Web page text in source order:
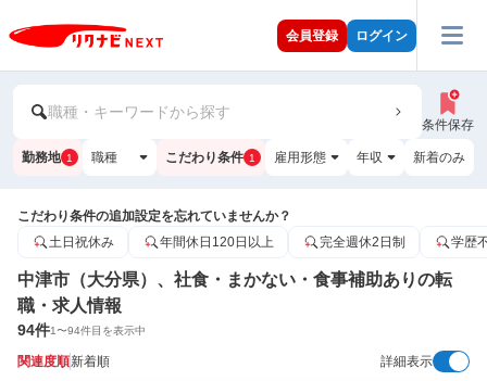
会員登録 ログイン
職種・キーワードから探す
条件保存
勤務地 1 職種 こだわり条件 1 雇用形態 年収 新着のみ
こだわり条件の追加設定を忘れていませんか？
土日祝休み
年間休日120日以上 完全週休2日制 学歴
中津市（大分県）、社食・まかない・食事補助ありの転
職・求人情報
94件1〜94件目を表示中
関連度順新着順 詳細表示